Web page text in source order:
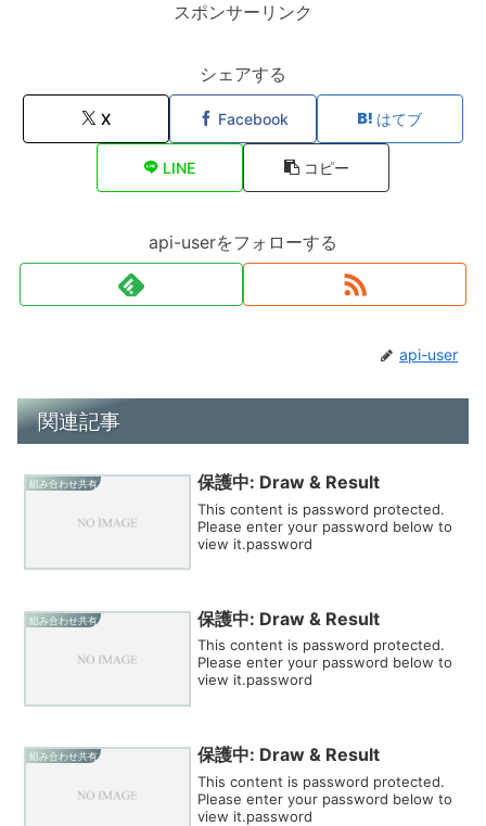
スポンサーリンク
シェアする
X Facebook はてブ
LINE コピー
api-userをフォローする
api-user
関連記事
組み合わせ共有 保護中: Draw & Result
This content is password protected.
Please enter your password below to
view it.password
組み合わせ共有 保護中: Draw & Result
This content is password protected.
Please enter your password below to
view it.password
組み合わせ共有 保護中: Draw & Result
This content is password protected.
Please enter your password below to
view it.password